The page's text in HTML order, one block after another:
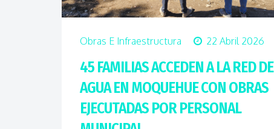
Obras E Infraestructura 22 Abril 2026
45 FAMILIAS ACCEDEN A LA RED DE
AGUA EN MOQUEHUE CON OBRAS
EJECUTADAS POR PERSONAL